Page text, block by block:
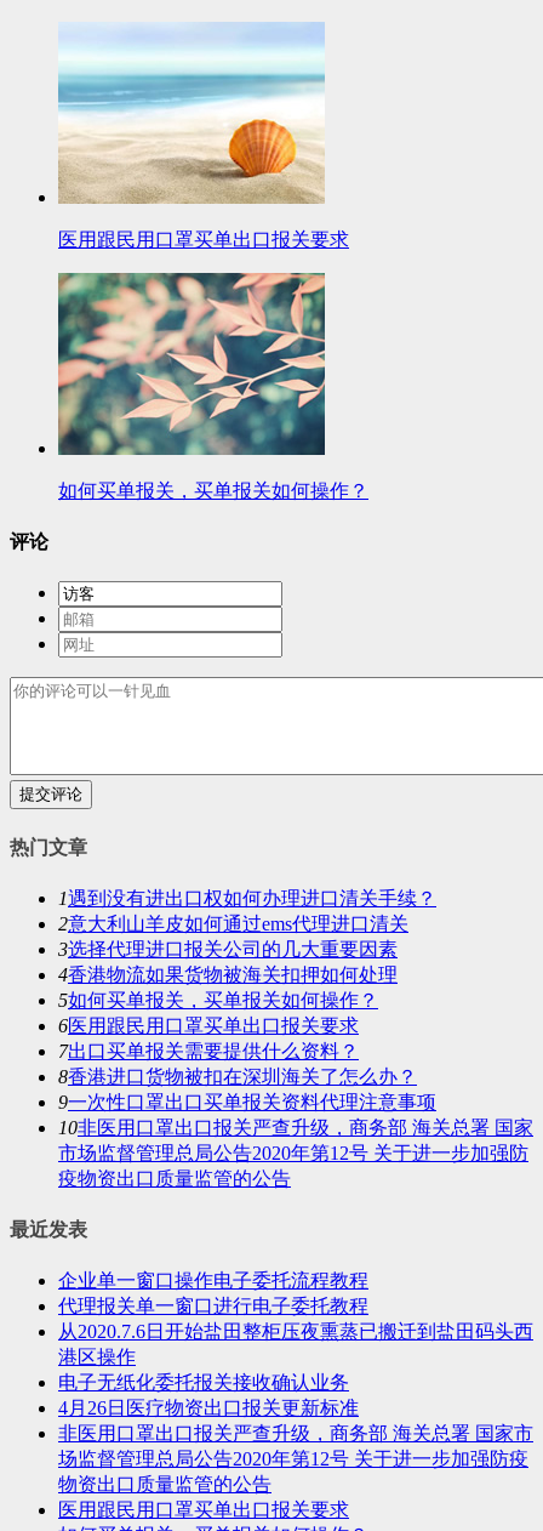
医用跟民用口罩买单出口报关要求
如何买单报关，买单报关如何操作？
评论
提交评论
热门文章
1遇到没有进出口权如何办理进口清关手续？
2意大利山羊皮如何通过ems代理进口清关
3选择代理进口报关公司的几大重要因素
4香港物流如果货物被海关扣押如何处理
5如何买单报关，买单报关如何操作？
6医用跟民用口罩买单出口报关要求
7出口买单报关需要提供什么资料？
8香港进口货物被扣在深圳海关了怎么办？
9一次性口罩出口买单报关资料代理注意事项
10非医用口罩出口报关严查升级，商务部 海关总署 国家
市场监督管理总局公告2020年第12号 关于进一步加强防
疫物资出口质量监管的公告
最近发表
企业单一窗口操作电子委托流程教程
代理报关单一窗口进行电子委托教程
从2020.7.6日开始盐田整柜压夜熏蒸已搬迁到盐田码头西
港区操作
电子无纸化委托报关接收确认业务
4月26日医疗物资出口报关更新标准
非医用口罩出口报关严查升级，商务部 海关总署 国家市
场监督管理总局公告2020年第12号 关于进一步加强防疫
物资出口质量监管的公告
医用跟民用口罩买单出口报关要求